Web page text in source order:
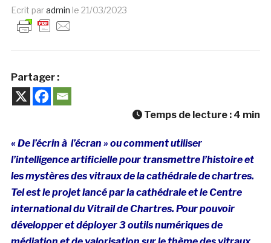
Ecrit paradmin le 21/03/2023
Partager :
Temps de lecture : 4 min
« De l’écrin à l’écran » ou comment utiliser
l’intelligence artificielle pour transmettre l’histoire et
les mystères des vitraux de la cathédrale de chartres.
Tel est le projet lancé par la cathédrale et le Centre
international du Vitrail de Chartres. Pour pouvoir
développer et déployer 3 outils numériques de